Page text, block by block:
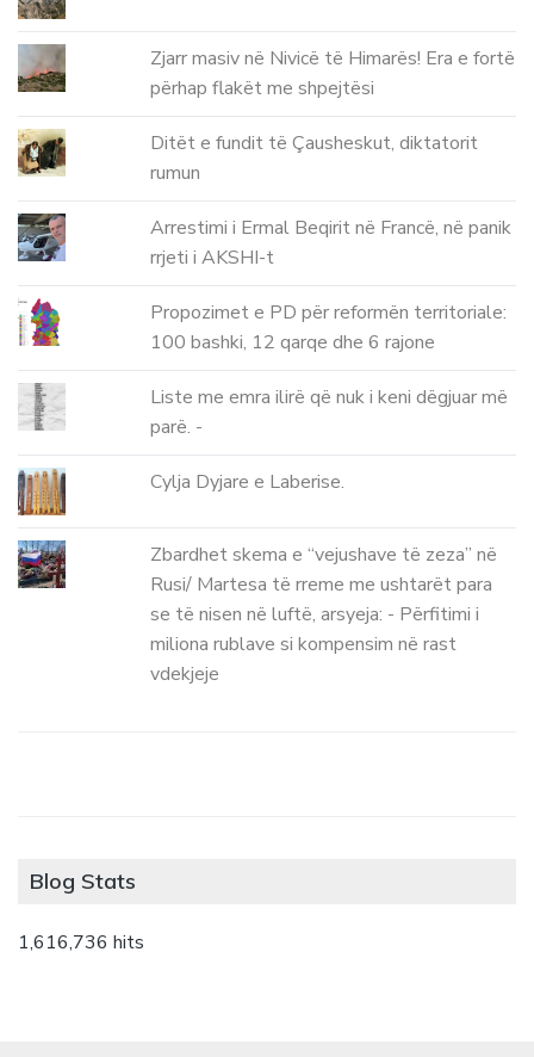
Zjarr masiv në Nivicë të Himarës! Era e fortë
përhap flakët me shpejtësi
Ditët e fundit të Çausheskut, diktatorit
rumun
Arrestimi i Ermal Beqirit në Francë, në panik
rrjeti i AKSHI-t
Propozimet e PD për reformën territoriale:
100 bashki, 12 qarqe dhe 6 rajone
Liste me emra ilirë që nuk i keni dëgjuar më
parë. -
Cylja Dyjare e Laberise.
Zbardhet skema e “vejushave të zeza” në
Rusi/ Martesa të rreme me ushtarët para
se të nisen në luftë, arsyeja: - Përfitimi i
miliona rublave si kompensim në rast
vdekjeje
Blog Stats
1,616,736 hits